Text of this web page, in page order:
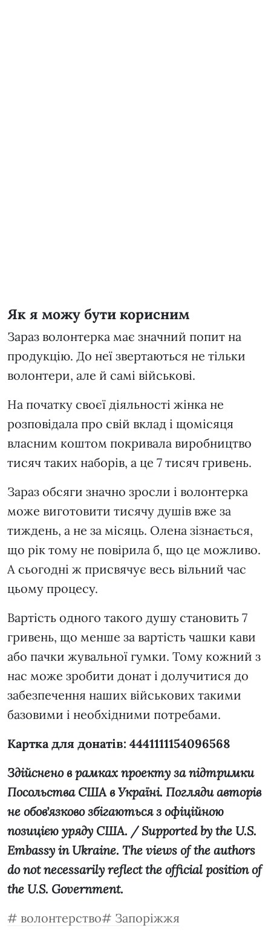
Як я можу бути корисним
Зараз волонтерка має значний попит на
продукцію. До неї звертаються не тільки
волонтери, але й самі військові.
На початку своєї діяльності жінка не
розповідала про свій вклад і щомісяця
власним коштом покривала виробництво
тисяч таких наборів, а це 7 тисяч гривень.
Зараз обсяги значно зросли і волонтерка
може виготовити тисячу душів вже за
тиждень, а не за місяць. Олена зізнається,
що рік тому не повірила б, що це можливо.
А сьогодні ж присвячує весь вільний час
цьому процесу.
Вартість одного такого душу становить 7
гривень, що менше за вартість чашки кави
або пачки жувальної гумки. Тому кожний з
нас може зробити донат і долучитися до
забезпечення наших військових такими
базовими і необхідними потребами.
Картка для донатів: 4441111154096568
Здійснено в рамках проекту за підтримки
Посольства США в Україні. Погляди авторів
не обовʼязково збігаються з офіційною
позицією уряду США. / Supported by the U.S.
Embassy in Ukraine. The views of the authors
do not necessarily reflect the official position of
the U.S. Government.
волонтерство
Запоріжжя